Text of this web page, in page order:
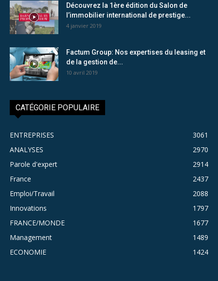
Découvrez la 1ère édition du Salon de
l’immobilier international de prestige...
4 janvier 2019
Factum Group: Nos expertises du leasing et
de la gestion de...
10 avril 2019
CATÉGORIE POPULAIRE
ENTREPRISES
3061
ANALYSES
2970
Parole d'expert
2914
France
2437
Emploi/Travail
2088
Innovations
1797
FRANCE/MONDE
1677
Management
1489
ECONOMIE
1424